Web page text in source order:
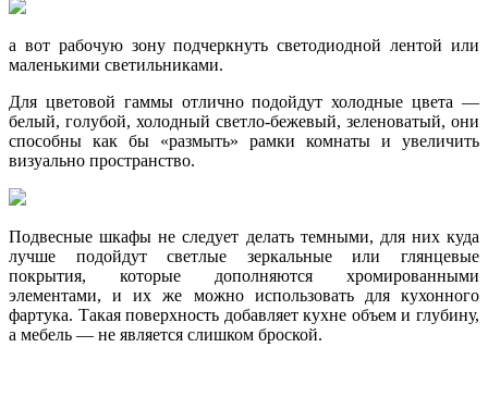
а вот рабочую зону подчеркнуть светодиодной лентой или
маленькими светильниками.
Для цветовой гаммы отлично подойдут холодные цвета —
белый, голубой, холодный светло-бежевый, зеленоватый, они
способны как бы «размыть» рамки комнаты и увеличить
визуально пространство.
Подвесные шкафы не следует делать темными, для них куда
лучше подойдут светлые зеркальные или глянцевые
покрытия, которые дополняются хромированными
элементами, и их же можно использовать для кухонного
фартука. Такая поверхность добавляет кухне объем и глубину,
а мебель — не является слишком броской.